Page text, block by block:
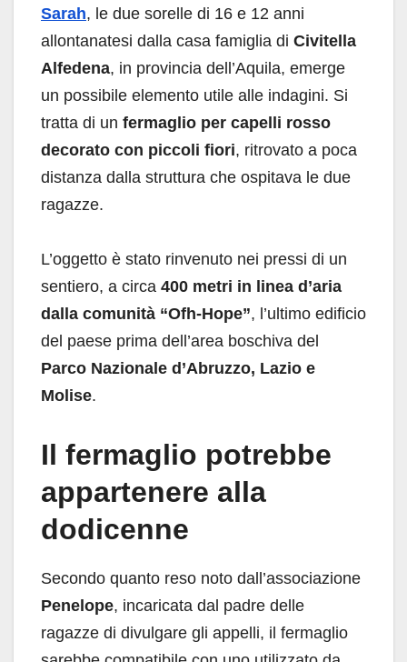
Sarah, le due sorelle di 16 e 12 anni
allontanatesi dalla casa famiglia di Civitella
Alfedena, in provincia dell’Aquila, emerge
un possibile elemento utile alle indagini. Si
tratta di un fermaglio per capelli rosso
decorato con piccoli fiori, ritrovato a poca
distanza dalla struttura che ospitava le due
ragazze.
L’oggetto è stato rinvenuto nei pressi di un
sentiero, a circa 400 metri in linea d’aria
dalla comunità “Ofh-Hope”, l’ultimo edificio
del paese prima dell’area boschiva del
Parco Nazionale d’Abruzzo, Lazio e
Molise.
Il fermaglio potrebbe
appartenere alla
dodicenne
Secondo quanto reso noto dall’associazione
Penelope, incaricata dal padre delle
ragazze di divulgare gli appelli, il fermaglio